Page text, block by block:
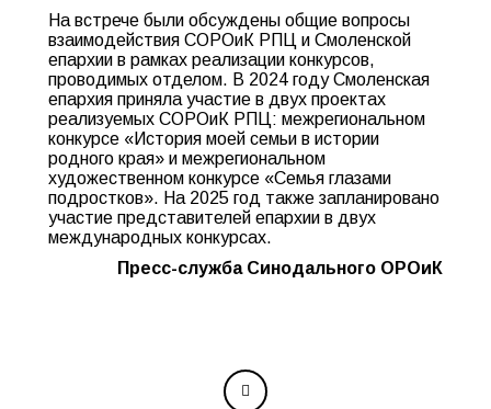
На встрече были обсуждены общие вопросы
взаимодействия СОРОиК РПЦ и Смоленской
епархии в рамках реализации конкурсов,
проводимых отделом. В 2024 году Смоленская
епархия приняла участие в двух проектах
реализуемых СОРОиК РПЦ: межрегиональном
конкурсе «История моей семьи в истории
родного края» и межрегиональном
художественном конкурсе «Семья глазами
подростков». На 2025 год также запланировано
участие представителей епархии в двух
международных конкурсах.
Пресс-служба Синодального ОРОиК